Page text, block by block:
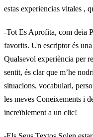
estas experiencias vitales ,
-Tot Es Aprofita, com deia
favorits. Un escriptor és
Qualsevol experiència per
sentit, és clar que m’he
situacions, vocabulari,
les meves Coneixements i
increïblement a un clic!